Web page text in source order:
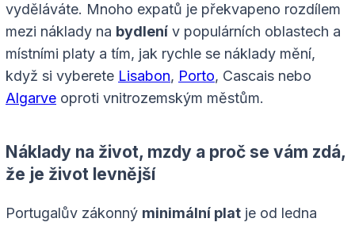
vyděláváte. Mnoho expatů je překvapeno rozdílem
mezi náklady na bydlení v populárních oblastech a
místními platy a tím, jak rychle se náklady mění,
když si vyberete Lisabon, Porto, Cascais nebo
Algarve oproti vnitrozemským městům.
Náklady na život, mzdy a proč se vám zdá,
že je život levnější
Portugalův zákonný minimální plat je od ledna